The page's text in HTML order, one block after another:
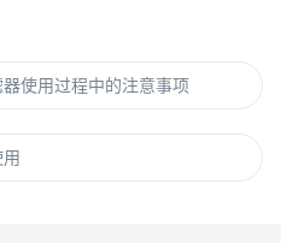
使用过程中的注意事项